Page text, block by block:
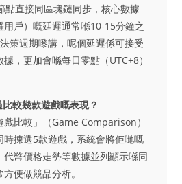
點直接同區塊鏈同步，核心數據
用戶）嘅延遲通常喺10-15分鐘之
策週期嚟講，呢個延遲係可接受
，更加會喺每日零點（UTC+8）
較幾款遊戲嘅表現？
比較」（Game Comparison）
時揀選5款遊戲，系統會將佢哋嘅
幣價格走勢等數據並列顯示喺同
便做競品分析。